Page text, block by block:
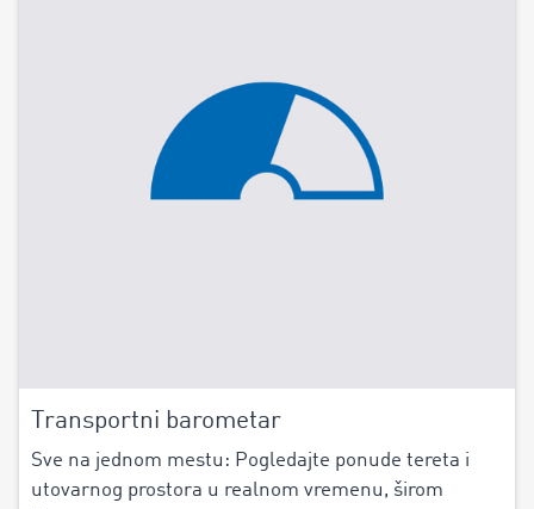
Transportni barometar
Sve na jednom mestu: Pogledajte ponude tereta i
utovarnog prostora u realnom vremenu, širom